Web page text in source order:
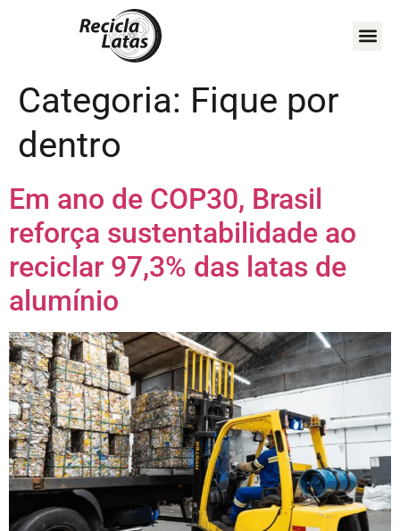
Categoria: Fique por
dentro
Em ano de COP30, Brasil
reforça sustentabilidade ao
reciclar 97,3% das latas de
alumínio